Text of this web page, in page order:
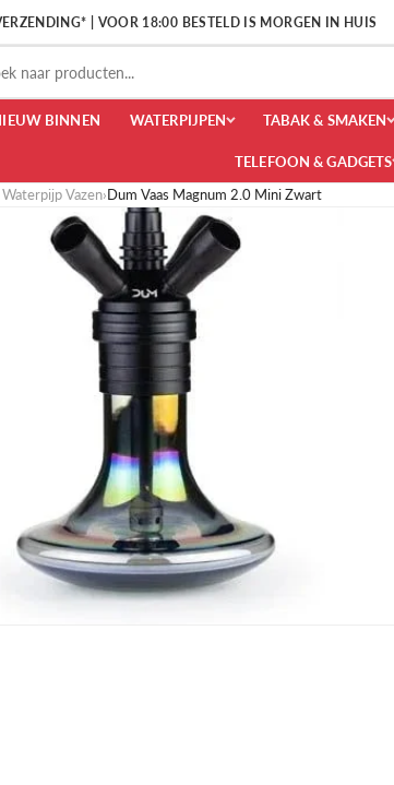
| VOOR 18:00 BESTELD IS MORGEN IN HUIS
BINNEN WATERPIJPEN TABAK & SMAKEN
TELEFOON & GADGETS
Waterpijp Vazen›Dum Vaas Magnum 2.0 Mini Zwart